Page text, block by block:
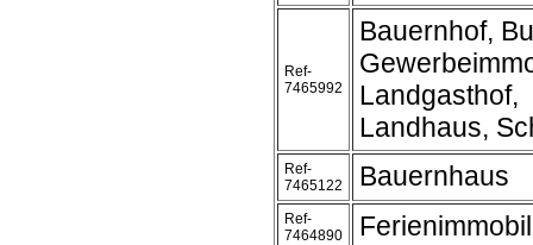
Ref-
7465992
Bauernhof,
Landgasthof,
Landhaus,
Ref-
7465122
Bauernhaus
Ref-
7464890